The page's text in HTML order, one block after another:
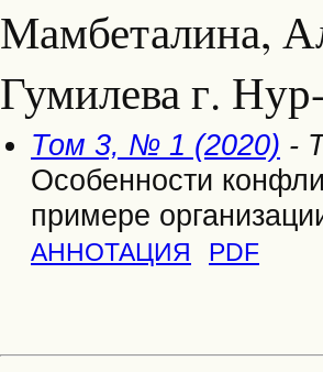
Мамбеталина,
Гумилева г.
Том 3, № 1 (2020) -
Особенности
примере
АННОТАЦИЯ PDF